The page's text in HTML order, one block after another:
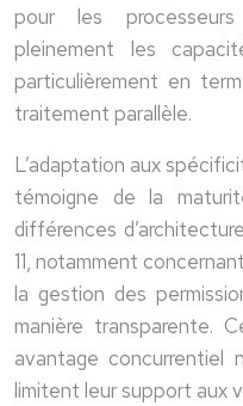
pour les
pleinement les
particulièrement en
traitement parallèle.
L’adaptation aux
témoigne de la
différences
11, notamment
la gestion des
manière transparente.
avantage concurrentiel
limitent leur support aux